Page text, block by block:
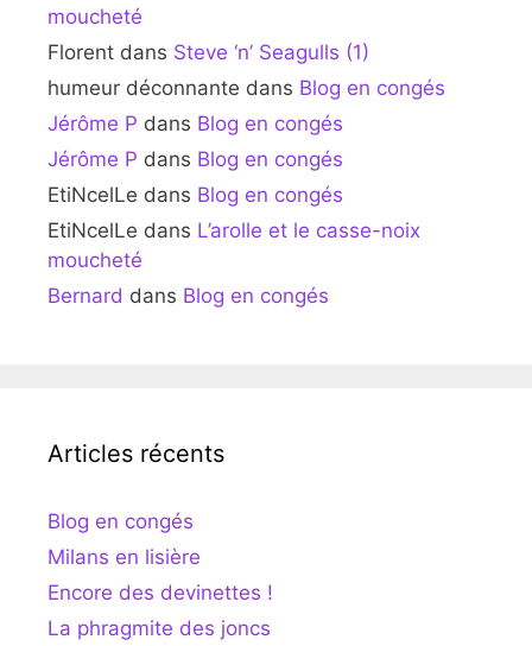
moucheté
Florent dans Steve ‘n’ Seagulls (1)
humeur déconnante dans Blog en congés
Jérôme P dans Blog en congés
Jérôme P dans Blog en congés
EtiNcelLe dans Blog en congés
EtiNcelLe dans L’arolle et le casse-noix
moucheté
Bernard dans Blog en congés
Articles récents
Blog en congés
Milans en lisière
Encore des devinettes !
La phragmite des joncs